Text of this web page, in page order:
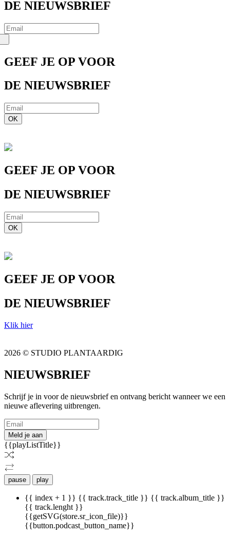
DE NIEUWSBRIEF
GEEF JE OP VOOR
DE NIEUWSBRIEF
OK
GEEF JE OP VOOR
DE NIEUWSBRIEF
OK
GEEF JE OP VOOR
DE NIEUWSBRIEF
Klik hier
2026 © STUDIO PLANTAARDIG
NIEUWSBRIEF
Schrijf je in voor de nieuwsbrief en ontvang bericht wanneer we een
nieuwe aflevering uitbrengen.
Meld je aan
{{playListTitle}}
pause play
{{ index + 1 }} {{ track.track_title }} {{ track.album_title }}
{{ track.lenght }}
{{getSVG(store.sr_icon_file)}}
{{button.podcast_button_name}}